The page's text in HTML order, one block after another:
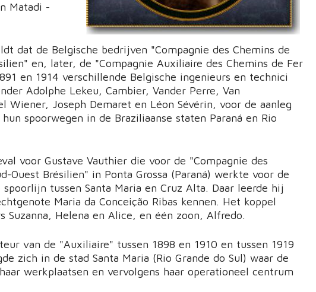
Matadi -
dat de Belgische bedrijven "Compagnie des Chemins de
en, later, de "Compagnie Auxiliaire des Chemins de Fer
en 1914 verschillende Belgische ingenieurs en technici
Adolphe Lekeu, Cambier, Vander Perre, Van
Wiener, Joseph Demaret en Léon Sévérin, voor de aanleg
spoorwegen in de Braziliaanse staten Paraná en Rio
voor Gustave Vauthier die voor de "Compagnie des
Ouest Brésilien" in Ponta Grossa (Paraná) werkte voor de
tussen Santa Maria en Cruz Alta. Daar leerde hij
Maria da Conceição Ribas kennen. Het koppel
Suzanna, Helena en Alice, en één zoon, Alfredo.
van de "Auxiliaire" tussen 1898 en 1910 en tussen 1919
zich in de stad Santa Maria (Rio Grande do Sul) waar de
werkplaatsen en vervolgens haar operationeel centrum